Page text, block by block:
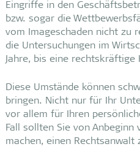
Eingriffe in den
bzw. sogar die
vom Imageschaden nicht zu
die Untersuchungen im
Jahre, bis eine rechtskräftige
Diese Umstände können
bringen. Nicht nur für Ihr
vor allem für Ihren
Fall sollten Sie von Anbeginn
machen, einen Rechtsanwalt